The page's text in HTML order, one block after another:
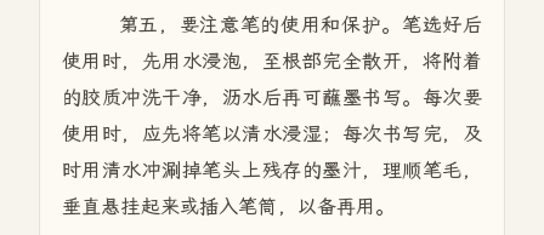
第五，要注意笔的使用和保护。笔选好后
使用时，先用水浸泡，至根部完全散开，将附着
的胶质冲洗干净，沥水后再可蘸墨书写。每次要
使用时，应先将笔以清水浸湿；每次书写完，及
时用清水冲涮掉笔头上残存的墨汁，理顺笔毛，
垂直悬挂起来或插入笔筒，以备再用。